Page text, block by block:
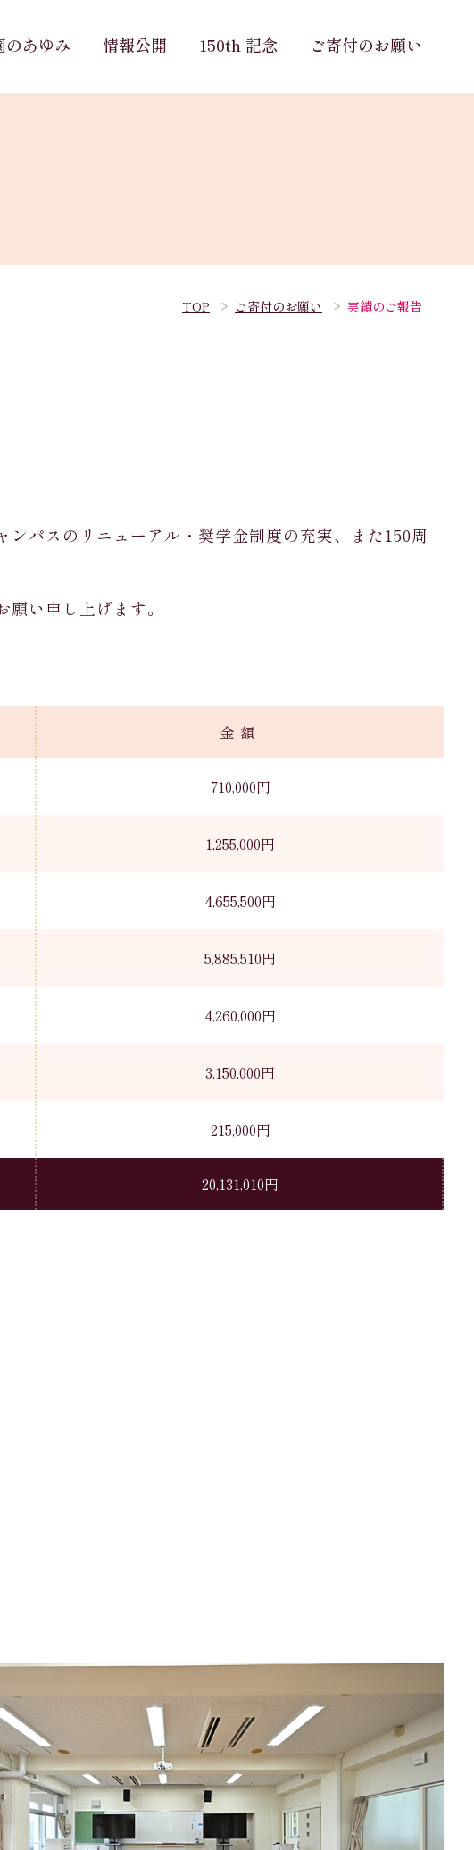
のあゆみ 情報公開 150th 記念 ご寄付のお願い
TOP ご寄付のお願い 実績のご報告
パスのリニューアル・奨学金制度の充実、また150周
い申し上げます。
金額
710,000円
1,255,000円
4,655,500円
5,885,510円
4,260,000円
3,150,000円
215,000円
20,131,010円